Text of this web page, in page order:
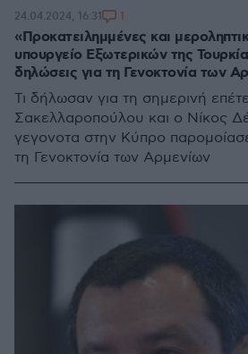
«Προκατειλημμένες και
υπουργείο Εξωτερικών της
δηλώσεις για τη Γενοκτονία των
Τι δήλωσαν για τη σημερινή
Σακελλαροπούλου και ο Νίκος
γεγονοτα στην Κύπρο
τη Γενοκτονία των Αρμενίων
24.04.2024, 16:31 1